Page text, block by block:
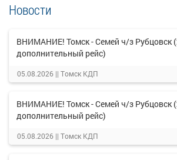
Новости
ВНИМАНИЕ! Томск - Семей ч/з Рубцовск
дополнительный рейс)
05.08.2026 || Томск КДП
ВНИМАНИЕ! Томск - Семей ч/з Рубцовск
дополнительный рейс)
05.08.2026 || Томск КДП